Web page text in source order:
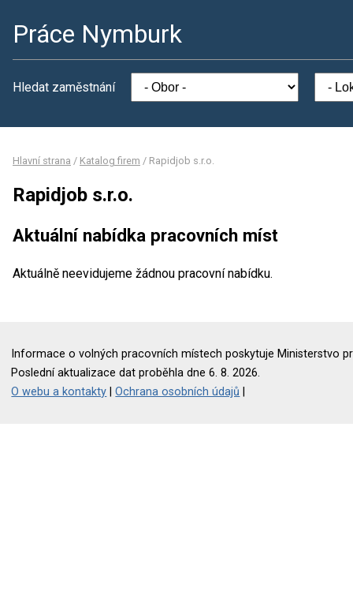
Práce Nymburk
Hledat zaměstnání
Hlavní strana / Katalog firem / Rapidjob s.r.o.
Rapidjob s.r.o.
Aktuální nabídka pracovních míst
Aktuálně neevidujeme žádnou pracovní nabídku.
Informace o volných pracovních místech poskytuje Ministerstvo
Poslední aktualizace dat proběhla dne 6. 8. 2026.
O webu a kontakty |Ochrana osobních údajů